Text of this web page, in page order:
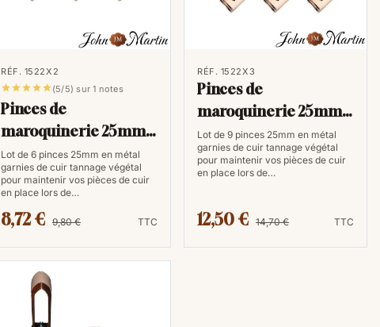
RÉF. 1522X2
(5/5) sur 1 notes
Pinces de
maroquinerie 25mm
(6 pièces)
Lot de 6 pinces 25mm en métal
garnies de cuir tannage végétal
pour maintenir vos pièces de cuir
en place lors de…
8,72 € 9,80 € TTC
RÉF. 1522X3
Pinces de
maroquinerie 25mm
(9 pièces)
Lot de 9 pinces 25mm en métal
garnies de cuir tannage végétal
pour maintenir vos pièces de cuir
en place lors de…
12,50 € 14,70 € TTC